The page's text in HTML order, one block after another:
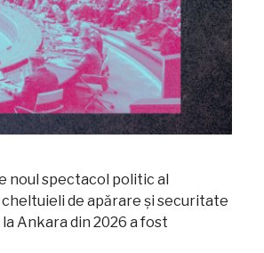
noul spectacol politic al
de apărare și securitate
Ankara din 2026 a fost